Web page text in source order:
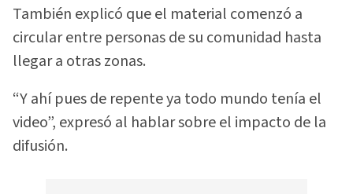
También explicó que el material comenzó a
circular entre personas de su comunidad hasta
llegar a otras zonas.
“Y ahí pues de repente ya todo mundo tenía el
video”, expresó al hablar sobre el impacto de la
difusión.